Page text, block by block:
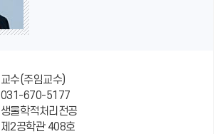
교수(주임교수)
031-670-5177
생물학적처리전공
제2공학관 408호